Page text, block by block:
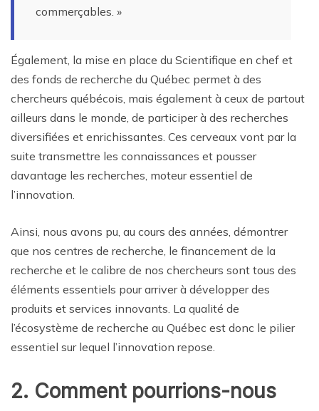
commerçables. »
Également, la mise en place du Scientifique en chef et
des fonds de recherche du Québec permet à des
chercheurs québécois, mais également à ceux de partout
ailleurs dans le monde, de participer à des recherches
diversifiées et enrichissantes. Ces cerveaux vont par la
suite transmettre les connaissances et pousser
davantage les recherches, moteur essentiel de
l’innovation.
Ainsi, nous avons pu, au cours des années, démontrer
que nos centres de recherche, le financement de la
recherche et le calibre de nos chercheurs sont tous des
éléments essentiels pour arriver à développer des
produits et services innovants. La qualité de
l’écosystème de recherche au Québec est donc le pilier
essentiel sur lequel l’innovation repose.
2. Comment pourrions-nous